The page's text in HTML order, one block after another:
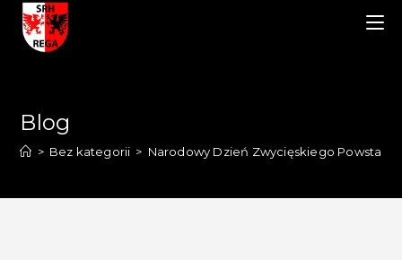
Blog
> Bez kategorii > Narodowy Dzień Zwycięskiego